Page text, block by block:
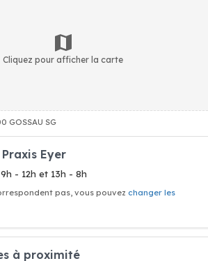
Cliquez pour afficher la carte
GOSSAU SG
Eyer
- 12h et 13h - 8h
pas, vous pouvez changer les
à proximité